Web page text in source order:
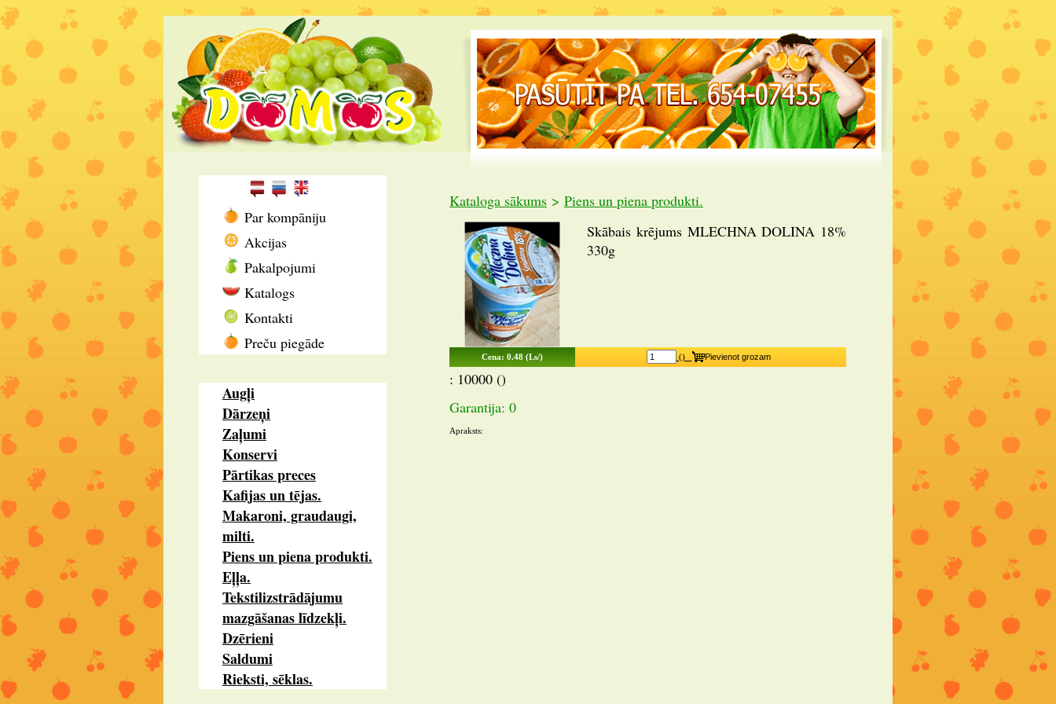
Par kompāniju
Akcijas
Pakalpojumi
Katalogs
Kontakti
Preču piegāde
Augļi
Dārzeņi
Zaļumi
Konservi
Pārtikas preces
Kafijas un tējas.
Makaroni, graudaugi,
milti.
Piens un piena produkti.
Eļļa.
Tekstilizstrādājumu
mazgāšanas līdzekļi.
Dzērieni
Saldumi
Rieksti, sēklas.
Kataloga sākums > Piens un piena produkti.
Skābais krējums MLECHNA DOLINA 18%
330g
Cena: 0.48 (Ls/) ()
: 10000 ()
Garantija: 0
Apraksts: